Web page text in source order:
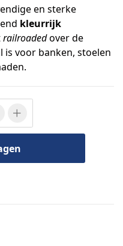
en sterke
kleurrijk
railroadedover de
is voor banken, stoelen